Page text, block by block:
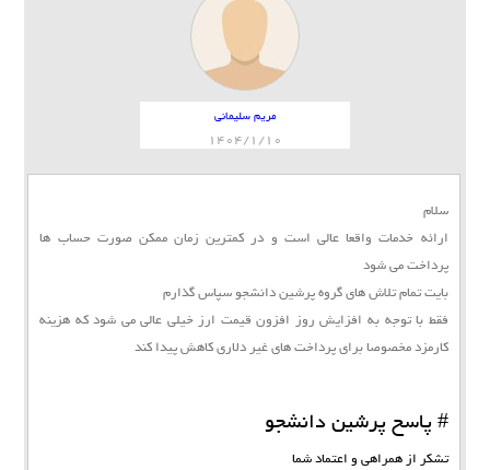
مریم سلیمانی
1404/1/10
سلام
ارائه خدمات واقعا عالی است و در کمترین زمان ممکن صورت حساب ها
پرداخت می شود
بایت تمام تلاش های گروه پرشین دانشجو سپاس گذارم
فقط با توجه به افزایش روز افزون قیمت ارز خیلی عالی می شود که هزینه
کارمزد مخصوصا برای پرداخت های غیر دلاری کاهش پیدا کند
# پاسخ پرشین دانشجو
تشکر از همراهی و اعتماد شما